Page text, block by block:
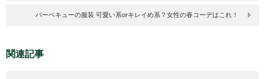
バーベキューの服装 可愛い系orキレイめ系？女性の春コーデはこれ！
関連記事